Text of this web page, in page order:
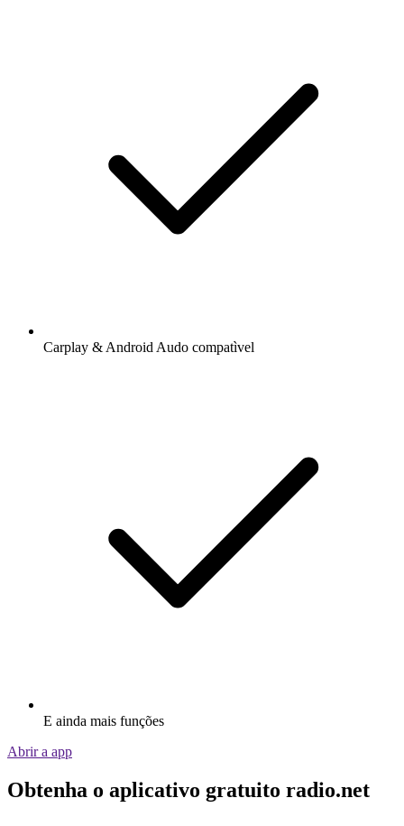
Carplay & Android Audo compatìvel
E ainda mais funções
Abrir a app
Obtenha o aplicativo gratuito radio.net